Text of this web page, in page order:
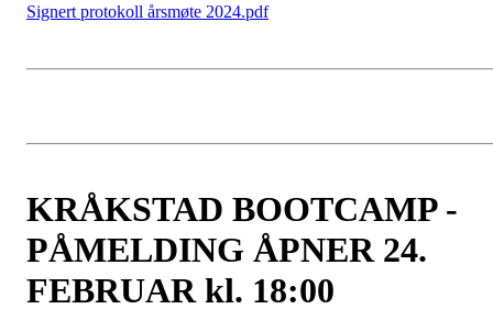
Signert protokoll årsmøte 2024.pdf
KRÅKSTAD BOOTCAMP -
PÅMELDING ÅPNER 24.
FEBRUAR kl. 18:00